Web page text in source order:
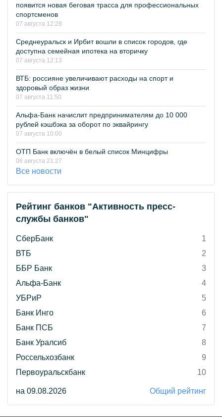
появится новая беговая трасса для профессиональных
спортсменов
07 августа 12:28
Среднеуральск и Ирбит вошли в список городов, где
доступна семейная ипотека на вторичку
07 августа 12:13
ВТБ: россияне увеличивают расходы на спорт и
здоровый образ жизни
07 августа 11:50
Альфа-Банк начислит предпринимателям до 10 000
рублей кэшбэка за оборот по эквайрингу
07 августа 10:00
ОТП Банк включён в белый список Минцифры
06 августа 21:27
Все новости
Рейтинг банков "Активность пресс-
службы банков"
СберБанк
1
ВТБ
2
ББР Банк
3
Альфа-Банк
4
УБРиР
5
Банк Инго
6
Банк ПСБ
7
Банк Уралсиб
8
Россельхозбанк
9
Первоуральскбанк
10
на 09.08.2026 Общий рейтинг